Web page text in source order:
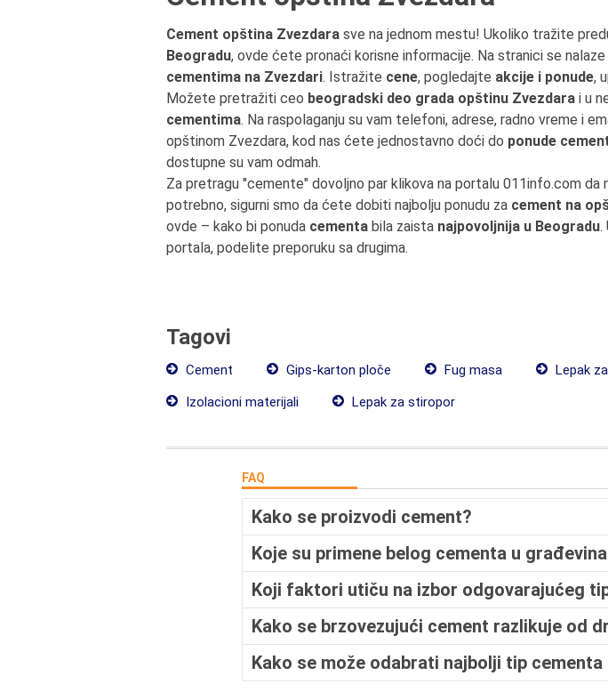
Cement opština Zvezdara sve na jednom mestu! Ukoliko tražite
Beogradu, ovde ćete pronaći korisne informacije. Na stranici se nalaze
cementima na Zvezdari. Istražite cene, pogledajte akcije i ponude,
Možete pretražiti ceo beogradski deo grada opštinu Zvezdara i u
cementima. Na raspolaganju su vam telefoni, adrese, radno vreme i
opštinom Zvezdara, kod nas ćete jednostavno doći do ponude
dostupne su vam odmah.
Za pretragu "cemente" dovoljno par klikova na portalu 011info.com
potrebno, sigurni smo da ćete dobiti najbolju ponudu za cement na
ovde – kako bi ponuda cementa bila zaista najpovoljnija u Beogradu.
portala, podelite preporuku sa drugima.
Tagovi
Cement Gips-karton ploče Fug masa Lepak
Izolacioni materijali
Lepak za stiropor
FAQ
Kako se proizvodi cement?
Koje su primene belog cementa u
Koji faktori utiču na izbor odgovarajućeg
Kako se brzovezujući cement razlikuje od
Kako se može odabrati najbolji tip